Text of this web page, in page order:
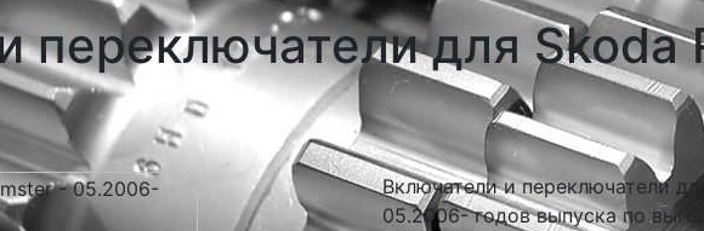
переключатели для
Включатели и переключатели
05.2006- годов выпуска по